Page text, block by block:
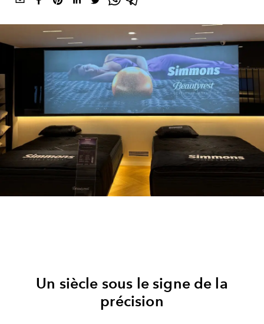
Un siècle sous le signe de la
précision